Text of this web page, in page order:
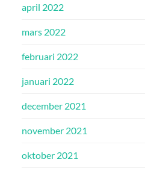
april 2022
mars 2022
februari 2022
januari 2022
december 2021
november 2021
oktober 2021